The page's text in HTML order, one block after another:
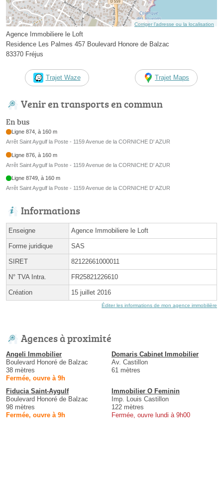
Corriger l’adresse ou la localisation
Agence Immobiliere le Loft
Residence Les Palmes 457 Boulevard Honore de Balzac
83370 Fréjus
Trajet Waze Trajet Maps
Venir en transports en commun
En bus
Ligne 874, à 160 m
Arrêt Saint Aygulf la Poste - 1159 Avenue de la CORNICHE D' AZUR
Ligne 876, à 160 m
Arrêt Saint Aygulf la Poste - 1159 Avenue de la CORNICHE D' AZUR
Ligne 8749, à 160 m
Arrêt Saint Aygulf la Poste - 1159 Avenue de la CORNICHE D' AZUR
Informations
Enseigne Agence Immobiliere le Loft
Forme juridique SAS
SIRET 82122661000011
N° TVA Intra. FR25821226610
Création 15 juillet 2016
Éditer les informations de mon agence immobilière
Agences à proximité
Angeli Immobilier
Boulevard Honoré de Balzac
38 mètres
Fermée, ouvre à 9h
Domaris Cabinet Immobilier
Av. Castillon
61 mètres
Fiducia Saint-Aygulf
Boulevard Honoré de Balzac
98 mètres
Fermée, ouvre à 9h
Immobilier O Feminin
Imp. Louis Castillon
122 mètres
Fermée, ouvre lundi à 9h00